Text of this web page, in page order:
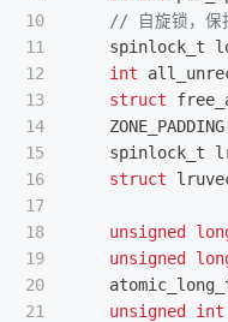
10
11
12
13
14
15
16
17
18
19
20
21
// 自旋锁，保
spinlock_t
int
struct
ZONE_PADDING
spinlock_t
struct
unsigned
unsigned
unsigned
int